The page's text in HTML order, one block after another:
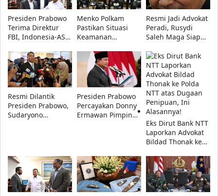
Presiden Prabowo
Terima Direktur
FBI, Indonesia-AS
Repatriasi Artefak
Budaya
Menko Polkam
Pastikan Situasi
Keamanan
Aman, Pemerintah
Siaga Hadapi
Hoaks
Resmi Jadi Advokat
Peradi, Rusydi
Saleh Maga Siap
dan Lindungi
Kebebasan Pers
Resmi Dilantik
Presiden Prabowo,
Sudaryono
Presiden Prabowo
Percayakan Donny
Ermawan Pimpin
Eks Dirut Bank NTT
Laporkan Advokat
Bildad Thonak ke
Dugaan Penipuan,
Ini Alasannya!